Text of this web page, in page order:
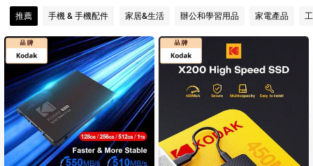
推薦 手機 & 手機配件 家居&生活 辦公和學習用品 家電產品